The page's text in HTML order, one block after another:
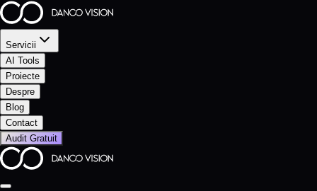
Servicii
AI Tools
Proiecte
Despre
Blog
Contact
Audit Gratuit